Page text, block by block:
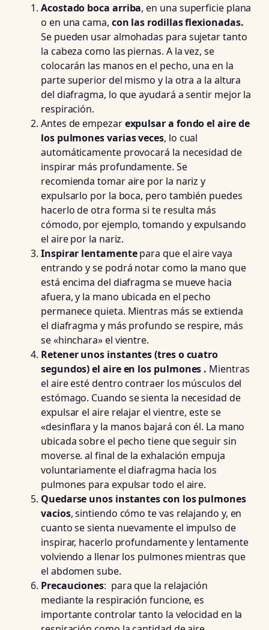
Acostado boca arriba, en una superficie plana
o en una cama, con las rodillas flexionadas.
Se pueden usar almohadas para sujetar tanto
la cabeza como las piernas. A la vez, se
colocarán las manos en el pecho, una en la
parte superior del mismo y la otra a la altura
del diafragma, lo que ayudará a sentir mejor la
respiración.
Antes de empezarexpulsar a fondo el aire de
los pulmones varias veces, lo cual
automáticamente provocará la necesidad de
inspirar más profundamente. Se
recomienda tomar aire por la nariz y
expulsarlo por la boca, pero también puedes
hacerlo de otra forma si te resulta más
cómodo, por ejemplo, tomando y expulsando
el aire por la nariz.
Inspirar lentamentepara que el aire vaya
entrando y se podrá notar como la mano que
está encima del diafragma se mueve hacia
afuera, y la mano ubicada en el pecho
permanece quieta. Mientras más se extienda
el diafragma y más profundo se respire, más
se «hinchara» el vientre.
Retener unos instantes (tres o cuatro
segundos) el aire en los pulmones . Mientras
el aire esté dentro contraer los músculos del
estómago. Cuando se sienta la necesidad de
expulsar el aire relajar el vientre, este se
«desinflara y la manos bajará con él. La mano
ubicada sobre el pecho tiene que seguir sin
moverse. al final de la exhalación empuja
voluntariamente el diafragma hacia los
pulmones para expulsar todo el aire.
Quedarse unos instantes con los pulmones
vacios, sintiendo cómo te vas relajando y, en
cuanto se sienta nuevamente el impulso de
inspirar, hacerlo profundamente y lentamente
volviendo a llenar los pulmones mientras que
el abdomen sube.
Precauciones: para que la relajación
mediante la respiración funcione, es
importante controlar tanto la velocidad en la